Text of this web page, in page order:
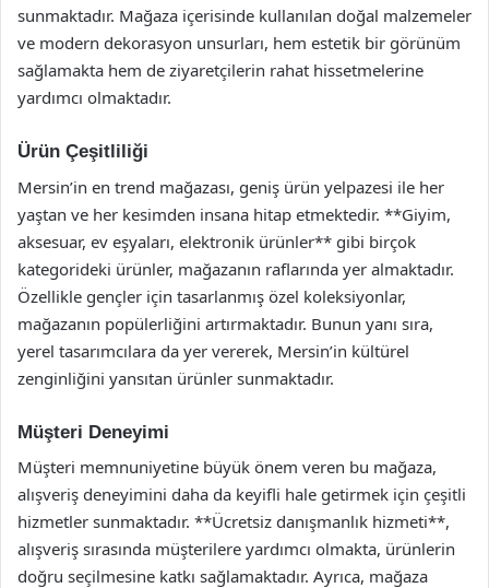
sunmaktadır. Mağaza içerisinde kullanılan doğal malzemeler
ve modern dekorasyon unsurları, hem estetik bir görünüm
sağlamakta hem de ziyaretçilerin rahat hissetmelerine
yardımcı olmaktadır.
Ürün Çeşitliliği
Mersin’in en trend mağazası, geniş ürün yelpazesi ile her
yaştan ve her kesimden insana hitap etmektedir. **Giyim,
aksesuar, ev eşyaları, elektronik ürünler** gibi birçok
kategorideki ürünler, mağazanın raflarında yer almaktadır.
Özellikle gençler için tasarlanmış özel koleksiyonlar,
mağazanın popülerliğini artırmaktadır. Bunun yanı sıra,
yerel tasarımcılara da yer vererek, Mersin’in kültürel
zenginliğini yansıtan ürünler sunmaktadır.
Müşteri Deneyimi
Müşteri memnuniyetine büyük önem veren bu mağaza,
alışveriş deneyimini daha da keyifli hale getirmek için çeşitli
hizmetler sunmaktadır. **Ücretsiz danışmanlık hizmeti**,
alışveriş sırasında müşterilere yardımcı olmakta, ürünlerin
doğru seçilmesine katkı sağlamaktadır. Ayrıca, mağaza